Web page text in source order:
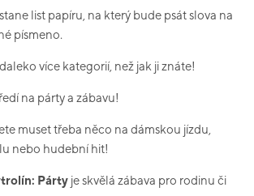
list papíru, na který bude psát slova na
písmeno.
více kategorií, než jak ji znáte!
na párty a zábavu!
muset třeba něco na dámskou jízdu,
nebo hudební hit!
Párty je skvělá zábava pro rodinu či